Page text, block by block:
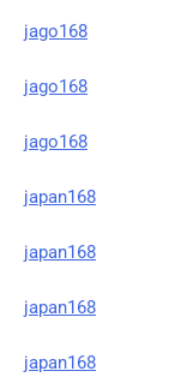
jago168
jago168
jago168
japan168
japan168
japan168
japan168